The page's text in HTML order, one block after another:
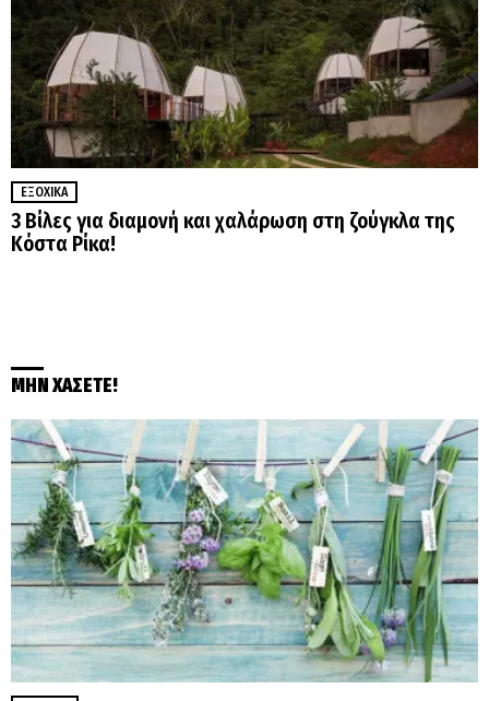
ΕΞΟΧΙΚΆ
3 Βίλες για διαμονή και χαλάρωση στη ζούγκλα της
Κόστα Ρίκα!
ΜΗΝ ΧΑΣΕΤΕ!